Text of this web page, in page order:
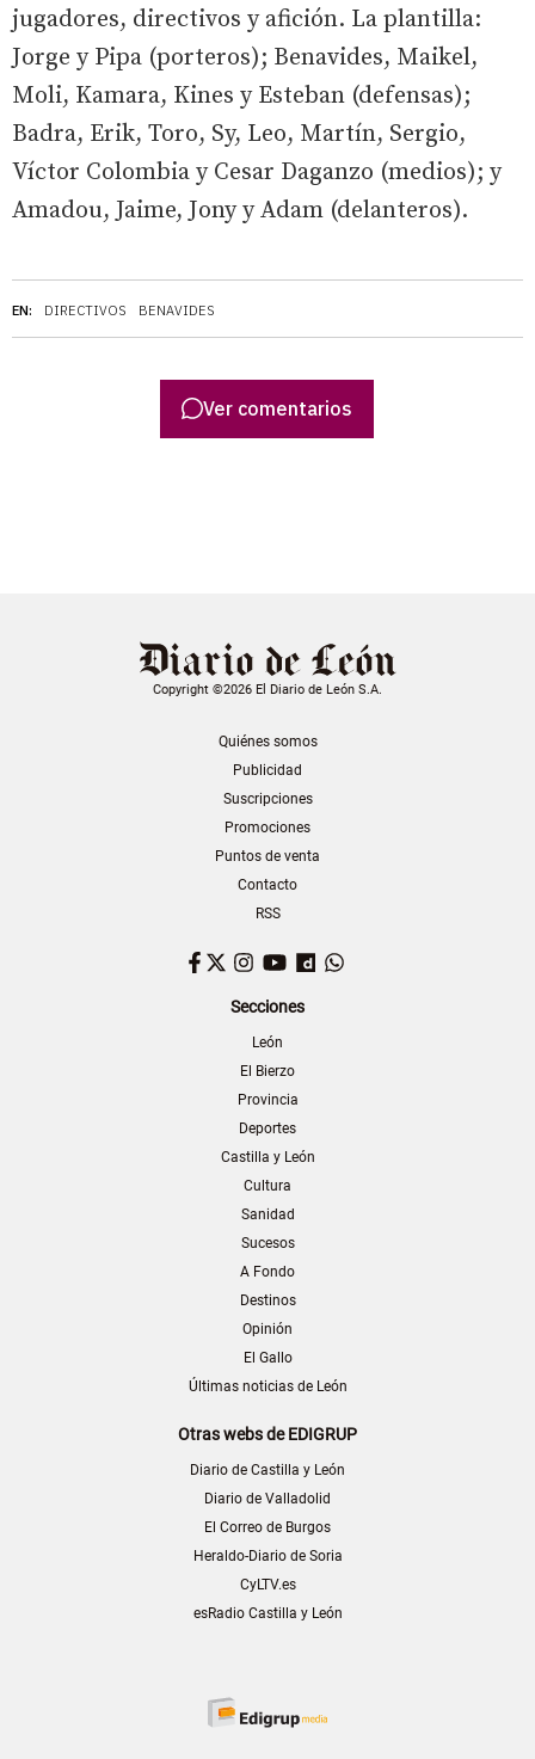
EN: DIRECTIVOS BENAVIDES
jugadores, directivos y afición. La plantilla:
Jorge y Pipa (porteros); Benavides, Maikel,
Moli, Kamara, Kines y Esteban (defensas);
Badra, Erik, Toro, Sy, Leo, Martín, Sergio,
Víctor Colombia y Cesar Daganzo (medios); y
Amadou, Jaime, Jony y Adam (delanteros).
Ver comentarios
Copyright ©2026 El Diario de León S.A.
Quiénes somos
Publicidad
Suscripciones
Promociones
Puntos de venta
Contacto
RSS
Facebook
TwitterInstagram
YouTubeDailymotion
Secciones
León
El Bierzo
Provincia
Deportes
Castilla y León
Cultura
Sanidad
Sucesos
A Fondo
Destinos
Opinión
El Gallo
Últimas noticias de León
Otras webs de EDIGRUP
Diario de Castilla y León
Diario de Valladolid
El Correo de Burgos
Heraldo-Diario de Soria
CyLTV.es
esRadio Castilla y León